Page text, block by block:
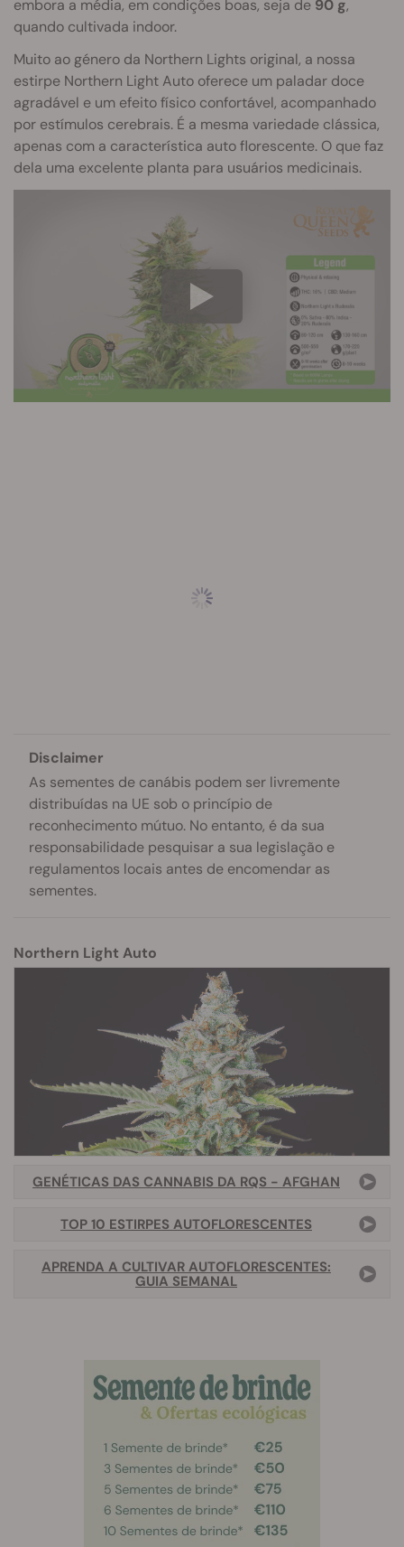
embora a média, em condições boas, seja de 90 g,
quando cultivada indoor.
Muito ao género da Northern Lights original, a nossa
estirpe Northern Light Auto oferece um paladar doce
agradável e um efeito físico confortável, acompanhado
por estímulos cerebrais. É a mesma variedade clássica,
apenas com a característica auto florescente. O que faz
dela uma excelente planta para usuários medicinais.
Disclaimer
As sementes de canábis podem ser livremente
distribuídas na UE sob o princípio de
reconhecimento mútuo. No entanto, é da sua
responsabilidade pesquisar a sua legislação e
regulamentos locais antes de encomendar as
sementes.
Northern Light Auto
GENÉTICAS DAS CANNABIS DA RQS - AFGHAN
TOP 10 ESTIRPES AUTOFLORESCENTES
APRENDA A CULTIVAR AUTOFLORESCENTES:
GUIA SEMANAL